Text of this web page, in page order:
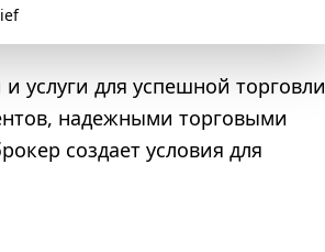
услуги для успешной торговли
надежными торговыми
создает условия для